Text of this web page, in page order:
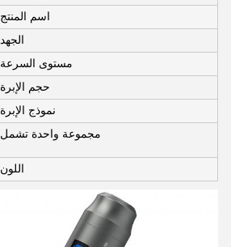
اسم المنتج
الجهد
مستوى السرعة
حجم الإبرة
نموذج الإبرة
مجموعة واحدة تشمل
اللون